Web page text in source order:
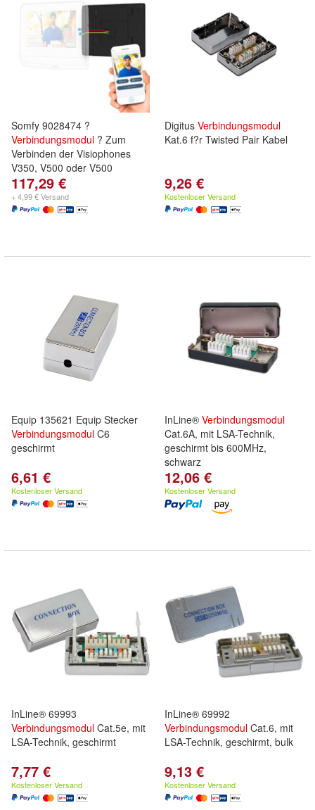
Somfy 9028474 ?
Verbindungsmodul ? Zum
Verbinden der Visiophones
V350, V500 oder V500
117,29 €
+ 4,99 € Versand
Digitus Verbindungsmodul
Kat.6 f?r Twisted Pair Kabel
9,26 €
Kostenloser Versand
Equip 135621 Equip Stecker
Verbindungsmodul C6
geschirmt
6,61 €
Kostenloser Versand
InLine® Verbindungsmodul
Cat.6A, mit LSA-Technik,
geschirmt bis 600MHz,
schwarz
12,06 €
Kostenloser Versand
InLine® 69993
Verbindungsmodul Cat.5e, mit
LSA-Technik, geschirmt
7,77 €
Kostenloser Versand
InLine® 69992
Verbindungsmodul Cat.6, mit
LSA-Technik, geschirmt, bulk
9,13 €
Kostenloser Versand